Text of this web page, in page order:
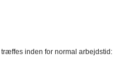
træffes inden for normal arbejdstid: